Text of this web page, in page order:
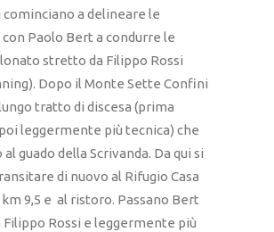
cominciano a delineare le
Paolo Bert a condurre le
stretto da Filippo Rossi
Dopo il Monte Sette Confini
tratto di discesa (prima
leggermente più tecnica) che
guado della Scrivanda. Da qui si
di nuovo al Rifugio Casa
km 9,5 e al ristoro. Passano Bert
Filippo Rossi e leggermente più